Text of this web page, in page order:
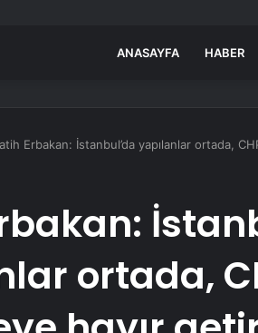
ANASAYFA HABER
Erbakan: İstanbul’da yapılanlar ortada,
ortada,